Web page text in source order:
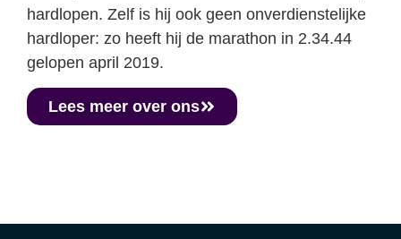
hardlopen. Zelf is hij ook geen onverdienstelijke
hardloper: zo heeft hij de marathon in 2.34.44
gelopen april 2019.
Lees meer over ons